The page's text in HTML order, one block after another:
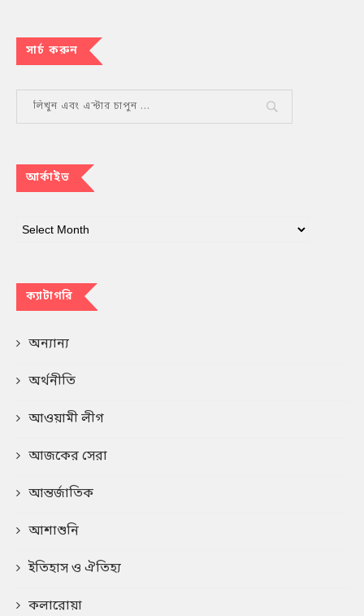
সার্চ করুন
আর্কাইভ
ক্যাটাগরি
অন্যান্য
অর্থনীতি
আওয়ামী লীগ
আজকের সেরা
আন্তর্জাতিক
আশাশুনি
ইতিহাস ও ঐতিহ্য
কলারোয়া